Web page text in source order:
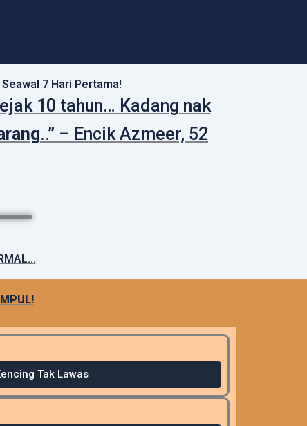
Seawal 7 Hari Pertama!
10 tahun… Kadang nak
..” – Encik Azmeer, 52
Tak Lawas